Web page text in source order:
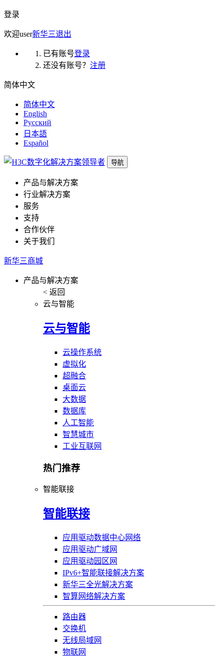
登录
欢迎user新华三退出
已有账号登录
还没有账号？ 注册
简体中文
简体中文
English
Русский
日本語
Español
导航
产品与解决方案
行业解决方案
服务
支持
合作伙伴
关于我们
新华三商城
产品与解决方案
< 返回
云与智能
云与智能
云操作系统
虚拟化
超融合
桌面云
大数据
数据库
人工智能
智慧城市
工业互联网
热门推荐
智能联接
智能联接
应用驱动数据中心网络
应用驱动广域网
应用驱动园区网
IPv6+智能联接解决方案
新华三全光解决方案
智算网络解决方案
路由器
交换机
无线局域网
物联网